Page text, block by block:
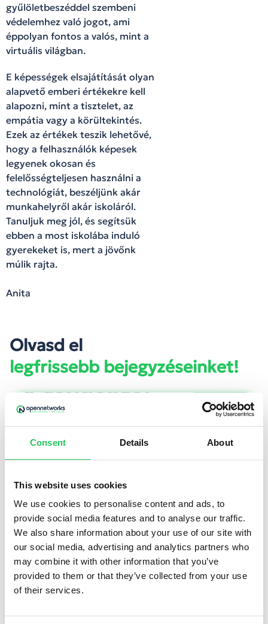
Consent Details About
This website uses cookies
We use cookies to personalise content and ads, to
provide social media features and to analyse our traffic.
We also share information about your use of our site with
our social media, advertising and analytics partners who
may combine it with other information that you’ve
provided to them or that they’ve collected from your use
of their services.
gyűlöletbeszéddel szembeni
védelemhez való jogot, ami
éppolyan fontos a valós, mint a
virtuális világban.
E képességek elsajátítását olyan
alapvető emberi értékekre kell
alapozni, mint a tisztelet, az
empátia vagy a körültekintés.
Ezek az értékek teszik lehetővé,
hogy a felhasználók képesek
legyenek okosan és
felelősségteljesen használni a
technológiát, beszéljünk akár
munkahelyről akár iskoláról.
Tanuljuk meg jól, és segítsük
ebben a most iskolába induló
gyerekeket is, mert a jövőnk
múlik rajta.
Anita
Olvasd el
legfrissebb bejegyzéseinket!
A faxgéptől az AI Agentig
2026-ban furcsán hangozhat, de
fax érkezik és indul el. Így mi egyszerre